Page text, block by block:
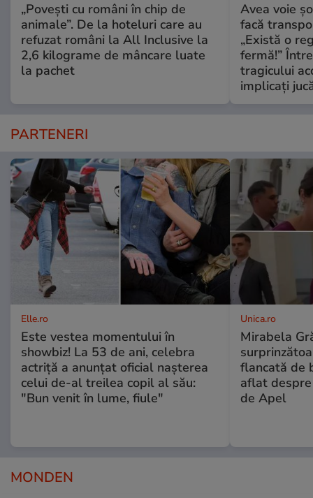
„Povești cu români în chip de
animale”. De la hoteluri care au
refuzat români la All Inclusive la
2,6 kilograme de mâncare luate
la pachet
Avea voie
facă
„Există o
fermă!”
tragicului
implicați
PARTENERI
Elle.ro
Este vestea momentului în
showbiz! La 53 de ani, celebra
actriță a anunțat oficial nașterea
celui de-al treilea copil al său:
"Bun venit în lume, fiule"
Unica.ro
Mirabela
flancată de
aflat
de Apel
MONDEN